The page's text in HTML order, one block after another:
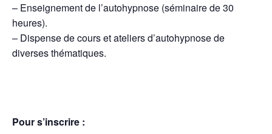
– Enseignement de l’autohypnose (séminaire de 30
heures).
– Dispense de cours et ateliers d’autohypnose de
diverses thématiques.
Pour s’inscrire :